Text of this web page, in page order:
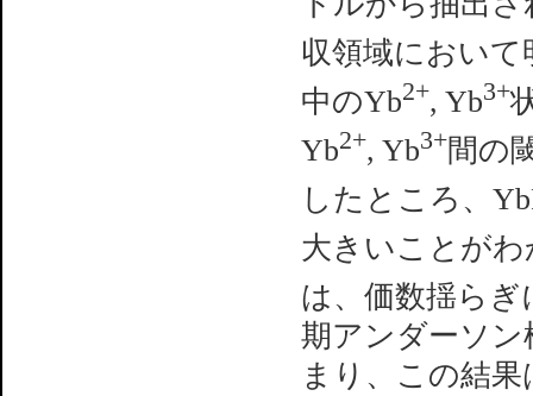
収領域において
中のYb2+, Yb3+
Yb2+, Yb3+間の
したところ、
大きいことがわ
は、価数揺らぎ
期アンダーソ
まり、この結